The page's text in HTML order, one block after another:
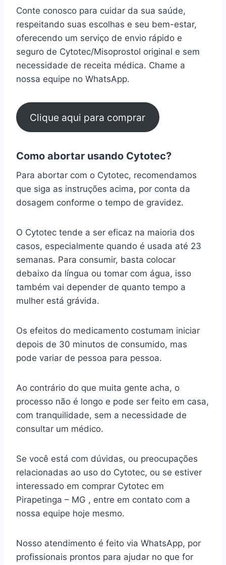
Conte conosco para cuidar da sua saúde,
respeitando suas escolhas e seu bem-estar,
oferecendo um serviço de envio rápido e
seguro de Cytotec/Misoprostol original e sem
necessidade de receita médica. Chame a
nossa equipe no WhatsApp.
Clique aqui para comprar
Como abortar usando Cytotec?
Para abortar com o Cytotec, recomendamos
que siga as instruções acima, por conta da
dosagem conforme o tempo de gravidez.
O Cytotec tende a ser eficaz na maioria dos
casos, especialmente quando é usada até 23
semanas. Para consumir, basta colocar
debaixo da língua ou tomar com água, isso
também vai depender de quanto tempo a
mulher está grávida.
Os efeitos do medicamento costumam iniciar
depois de 30 minutos de consumido, mas
pode variar de pessoa para pessoa.
Ao contrário do que muita gente acha, o
processo não é longo e pode ser feito em casa,
com tranquilidade, sem a necessidade de
consultar um médico.
Se você está com dúvidas, ou preocupações
relacionadas ao uso do Cytotec, ou se estiver
interessado em comprar Cytotec em
Pirapetinga – MG , entre em contato com a
nossa equipe hoje mesmo.
Nosso atendimento é feito via WhatsApp, por
profissionais prontos para ajudar no que for